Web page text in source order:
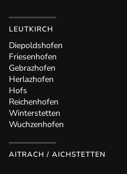
LEUTKIRCH
Diepoldshofen
Friesenhofen
Gebrazhofen
Herlazhofen
Hofs
Reichenhofen
Winterstetten
Wuchzenhofen
AITRACH / AICHSTETTEN